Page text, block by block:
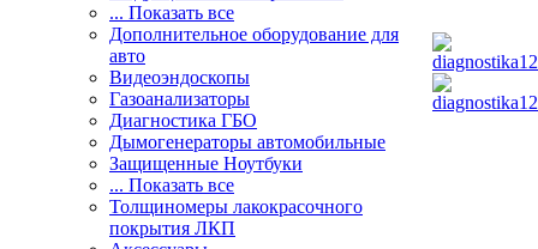
... Показать все
Дополнительное оборудование для
авто
Видеоэндоскопы
Газоанализаторы
Диагностика ГБО
Дымогенераторы автомобильные
Защищенные Ноутбуки
... Показать все
Толщиномеры лакокрасочного
покрытия ЛКП